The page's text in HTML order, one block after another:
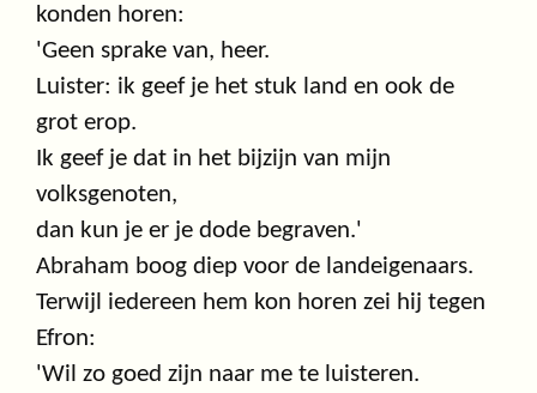
konden horen:
'Geen sprake van, heer.
Luister: ik geef je het stuk land en ook de
grot erop.
Ik geef je dat in het bijzijn van mijn
volksgenoten,
dan kun je er je dode begraven.'
Abraham boog diep voor de landeigenaars.
Terwijl iedereen hem kon horen zei hij tegen
Efron:
'Wil zo goed zijn naar me te luisteren.